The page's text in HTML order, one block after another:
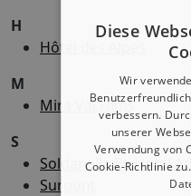
H
Hôtel des Alpes
M
Mira Val Flims
S
Soldanella By Hotel
Surpunt
Diese
Wir
verbessern.
unserer
Verwendung von
Cookie-Richtlinie